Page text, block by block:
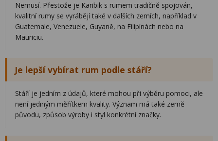
Nemusí. Přestože je Karibik s rumem tradičně spojován,
kvalitní rumy se vyrábějí také v dalších zemích, například v
Guatemale, Venezuele, Guyaně, na Filipínách nebo na
Mauriciu.
Je lepší vybírat rum podle stáří?
Stáří je jedním z údajů, které mohou při výběru pomoci, ale
není jediným měřítkem kvality. Význam má také země
původu, způsob výroby i styl konkrétní značky.